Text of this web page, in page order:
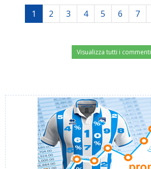
1 2 3 4 5 6 7
Visualizza tutti i commenti